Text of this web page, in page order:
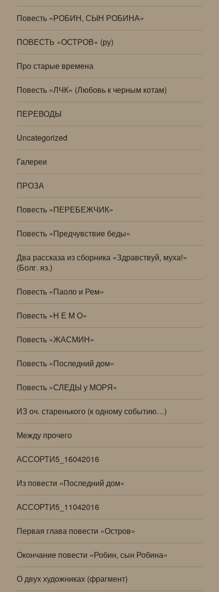
Повесть «РОБИН, СЫН РОБИНА»
ПОВЕСТЬ «ОСТРОВ» (ру)
Про старые времена
Повесть «ЛЧК» (Любовь к черным котам)
ПЕРЕВОДЫ
Uncategorized
Галереи
ПРОЗА
Повесть «ПЕРЕБЕЖЧИК»
Повесть «Предчувствие беды»
Два рассказа из сборника «Здравствуй, муха!»
(Болг. яз.)
Повесть «Паоло и Рем»
Повесть «Н Е М О»
Повесть «ЖАСМИН»
Повесть «Последний дом»
Повесть «СЛЕДЫ у МОРЯ»
ИЗ оч. старенького (к одному событию…)
Между прочего
АССОРТИ5_16042016
Из повести «Последний дом»
АССОРТИ5_11042016
Первая глава повести «Остров»
Окончание повести «Робин, сын Робина»
О двух художниках (фрагмент)